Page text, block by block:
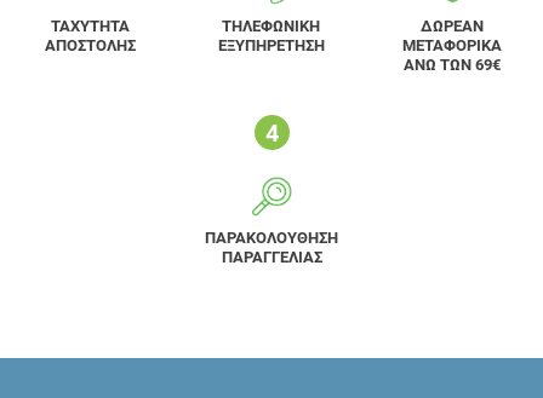
ΤΑΧΥΤΗΤΑ
ΑΠΟΣΤΟΛΗΣ
ΤΗΛΕΦΩΝΙΚΗ
ΕΞΥΠΗΡΕΤΗΣΗ
ΔΩΡΕΑΝ
ΜΕΤΑΦΟΡΙΚΑ
ΑΝΩ ΤΩΝ 69€
ΠΑΡΑΚΟΛΟΥΘΗΣΗ
ΠΑΡΑΓΓΕΛΙΑΣ